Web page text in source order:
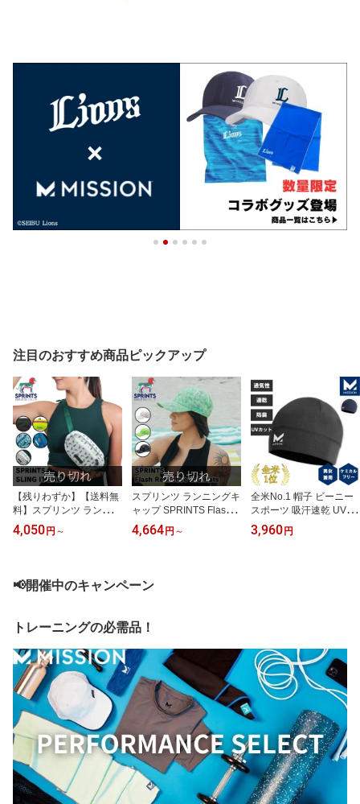
注目のおすすめ商品ピックアップ
【残りわずか】【送料無
料】スプリンツ ランニン
グポーチ ランニングバッ
グ おすすめ 人気 おしゃ
グ スリングバッグ ジョ
ギングポーチ SPRINTS
脱式 カバン
4,050円 ～
スプリンツ ランニングキ
ャップ SPRINTS Flash R
eflective O.G.Hats 超軽量
メンズ レディース おし
カット 手洗いできる
4,664円 ～
全米No.1 帽子 ビーニー
スポーツ 吸汗速乾 UVカ
ット メンズ レディース
男女兼用 キャンプ スキ
3,960円
📢開催中のキャンペーン
トレーニングの必需品！